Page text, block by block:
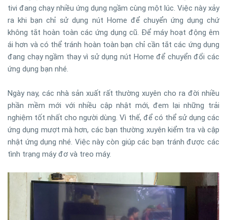
tivi đang chạy nhiều ứng dụng ngầm cùng một lúc. Việc này xảy
ra khi bạn chỉ sử dụng nút Home để chuyển ứng dụng chứ
không tắt hoàn toàn các ứng dụng cũ. Để máy hoạt động êm
ái hơn và có thể tránh hoàn toàn bạn chỉ cần tắt các ứng dụng
đang chạy ngầm thay vì sử dụng nút Home để chuyển đổi các
ứng dụng bạn nhé.
Ngày nay, các nhà sản xuất rất thường xuyên cho ra đời nhiều
phần mềm mới với nhiều cập nhật mới, đem lại những trải
nghiệm tốt nhất cho người dùng. Vì thế, để có thể sử dụng các
ứng dụng mượt mà hơn, các bạn thường xuyên kiểm tra và cập
nhật ứng dụng nhé. Việc này còn giúp các bạn tránh được các
tình trạng máy đơ và treo máy.